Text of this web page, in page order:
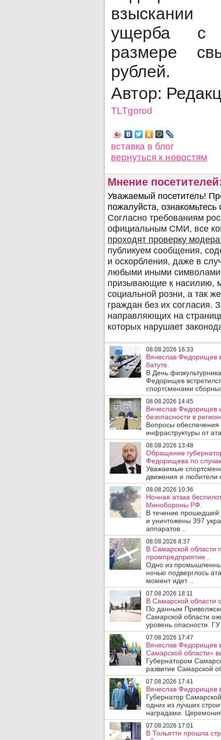
взыскании
ущерба с
размере
рублей.
Автор:
TLTgorod
вставка в блог
вернуться к новостям
Мнение
08.08.2026 16:33
Вячеслав Федорищев
батуте.
В День
Федорищев
спортсменами
08.08.2026 14:45
Вячеслав Федорищев
безопасности в
Вопросы обеспечения
инфраструктуры от
08.08.2026 13:48
Обращение
Федорищева по
Уважаемые
движения и любители
08.08.2026 10:36
Ночная атака
Минобороны РФ.
В течение
и уничтожены 397
аппаратов ..
08.08.2026 8:37
В Самарской области
промпредприятие .
Одно из
ночью подверглось
момент идет ..
07.08.2026 18:11
В Самарской области
По данным
Самарской области
уровень опасности.
07.08.2026 17:47
Вячеслав Федорищев
Самарской области»
Губернатором
развитие Самарской
07.08.2026 17:41
Вячеслав Федорищев
Губернатор
одних из лучших
наградами.
07.08.2026 17:01
В Тольятти прошла